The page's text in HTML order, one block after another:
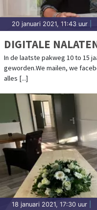
20 januari 2021, 11:43 uur
DIGITALE
In de laatste pakweg 10 to 15
geworden.We mailen, we
alles [...]
18 januari 2021, 17:30 uur